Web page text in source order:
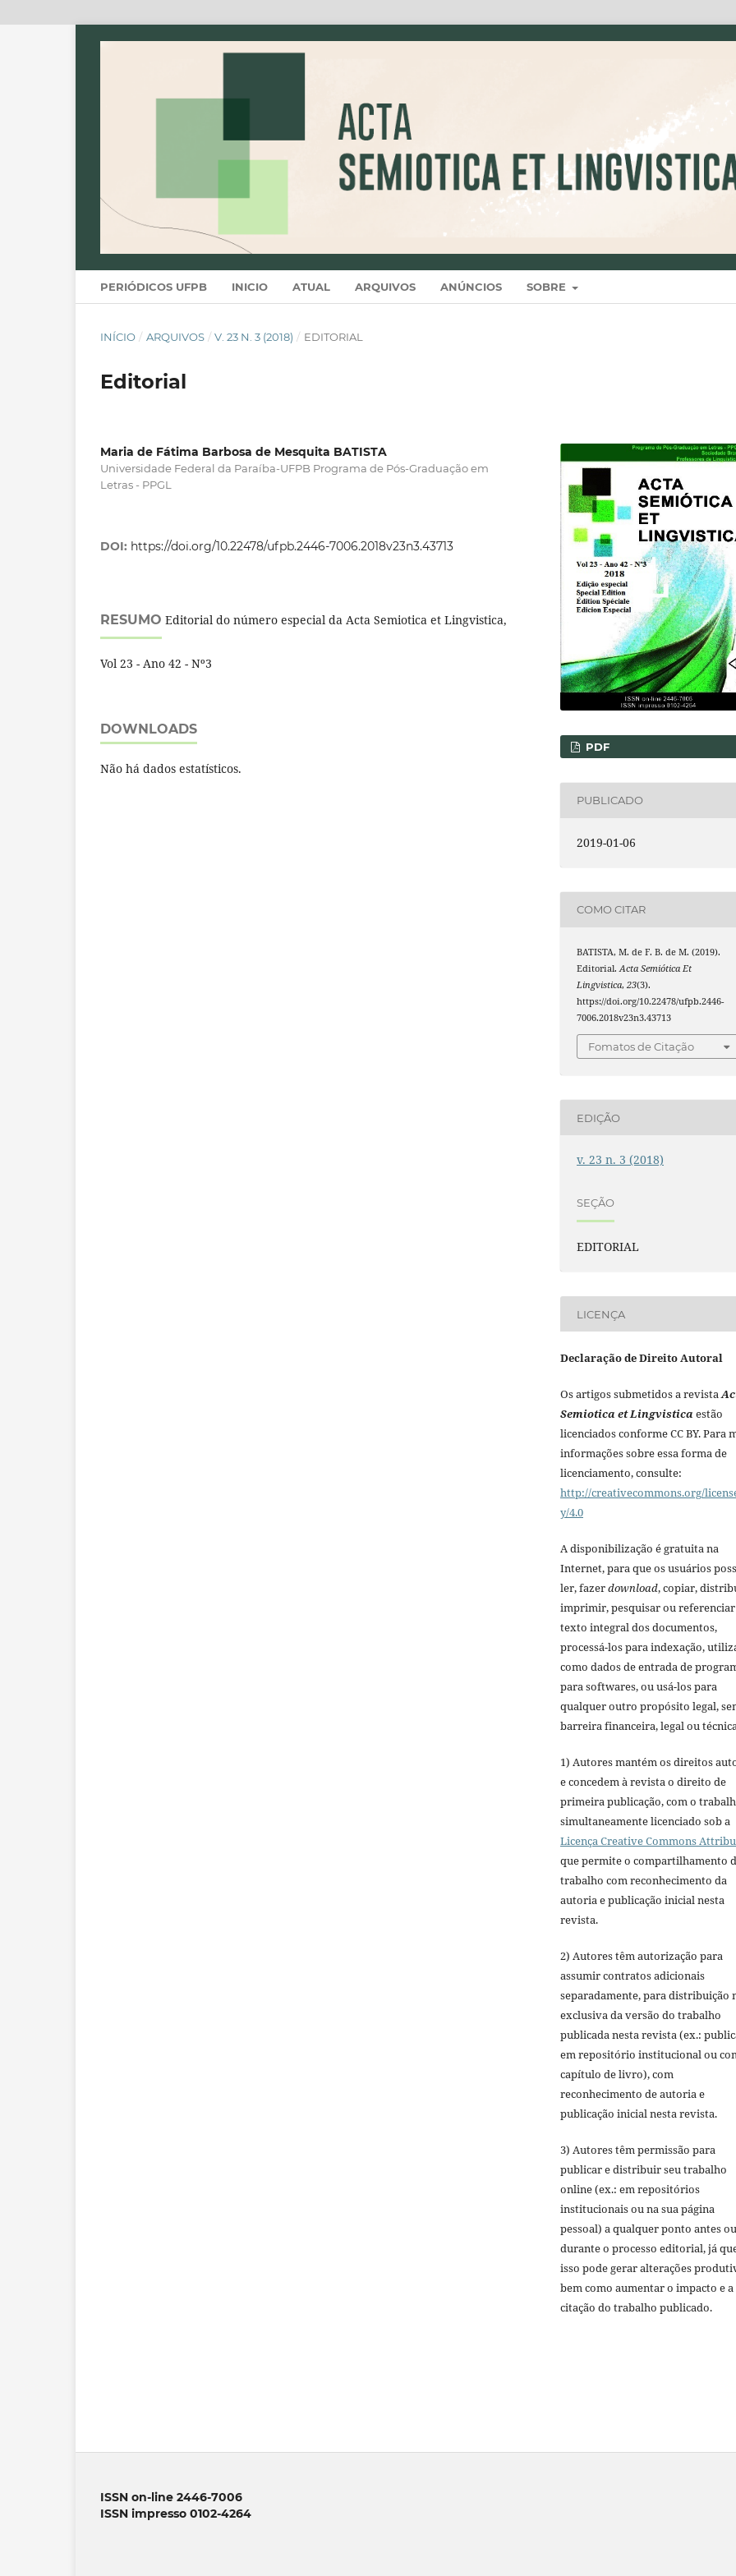
PERIÓDICOS UFPB INICIO ATUAL ARQUIVOS ANÚNCIOS SOBRE
INÍCIO / ARQUIVOS / V. 23 N. 3 (2018) / EDITORIAL
Editorial
Maria de Fátima Barbosa de Mesquita BATISTA
Universidade Federal da Paraíba-UFPB Programa de Pós-Graduação em
Letras - PPGL
DOI: https://doi.org/10.22478/ufpb.2446-7006.2018v23n3.43713
RESUMO Editorial do número especial da Acta Semiotica et Lingvistica,
Vol 23 - Ano 42 - Nº3
DOWNLOADS
Não há dados estatísticos.
PDF
PUBLICADO
2019-01-06
COMO CITAR
BATISTA, M. de F. B. de M. (2019).
Editorial.Acta Semiótica Et
Lingvistica,23(3).
https://doi.org/10.22478/ufpb.2446-
7006.2018v23n3.43713
Fomatos de Citação
EDIÇÃO
v. 23 n. 3 (2018)
SEÇÃO
EDITORIAL
LICENÇA
Declaração de Direito Autoral
Os artigos submetidos a revista
Semiotica et Lingvistica estão
licenciados conforme CC BY. Para
informações sobre essa forma de
licenciamento, consulte:
http://creativecommons.org/
y/4.0
A disponibilização é gratuita na
Internet, para que os usuários
ler, fazerdownload, copiar,
imprimir, pesquisar ou
texto integral dos documentos,
processá-los para indexação,
como dados de entrada de
para softwares, ou usá-los para
qualquer outro propósito legal,
barreira financeira, legal ou
1) Autores mantém os direitos
e concedem à revista o direito de
primeira publicação, com o
simultaneamente licenciado sob a
Licença Creative Commons
que permite o compartilhamento
trabalho com reconhecimento da
autoria e publicação inicial nesta
revista.
2) Autores têm autorização para
assumir contratos adicionais
separadamente, para distribuição
exclusiva da versão do trabalho
publicada nesta revista (ex.:
em repositório institucional ou
capítulo de livro), com
reconhecimento de autoria e
publicação inicial nesta revista.
3) Autores têm permissão para
publicar e distribuir seu trabalho
online (ex.: em repositórios
institucionais ou na sua página
pessoal) a qualquer ponto antes ou
durante o processo editorial, já
isso pode gerar alterações
bem como aumentar o impacto e a
citação do trabalho publicado.
ISSN on-line 2446-7006
ISSN impresso 0102-4264